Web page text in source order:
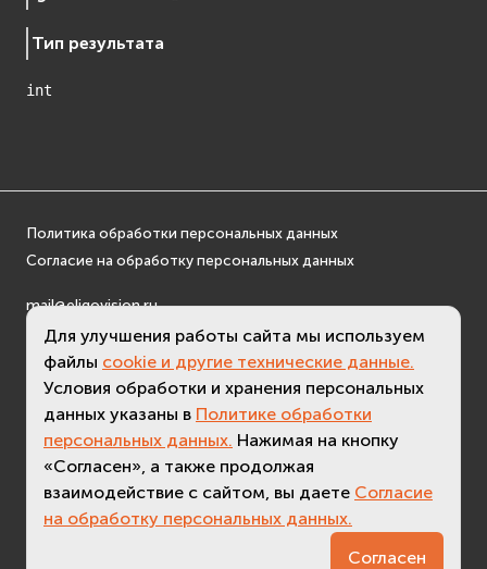
Тип результата
int
актуальная версия - 3.7)
Политика обработки персональных данных
Согласие на обработку персональных данных
mail@eligovision.ru
+7 (495) 740 08 16
© ООО "ЭлигоВижн", 2005-2026
Для улучшения работы сайта мы используем
файлы cookie и другие технические данные.
Условия обработки и хранения персональных
данных указаны в Политике обработки
персональных данных. Нажимая на кнопку
«Согласен», а также продолжая
взаимодействие с сайтом, вы даете Согласие
на обработку персональных данных.
Согласен